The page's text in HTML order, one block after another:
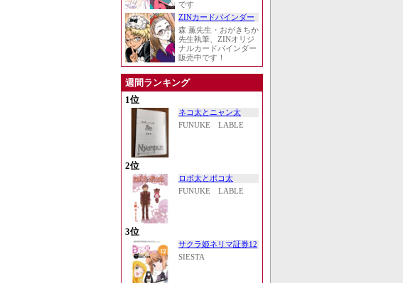
です
ZINカードバインダー
森 薫先生・おがきちか
先生執筆、ZINオリジ
ナルカードバインダー
販売中です！
週間ランキング
1位
ネコ太とニャン太
FUNUKE LABLE
2位
ロボ太とポコ太
FUNUKE LABLE
3位
サクラ姫ネリマ証券12
SIESTA